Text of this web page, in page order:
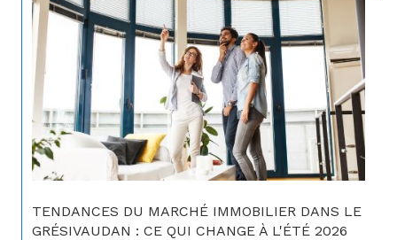
TENDANCES DU MARCHÉ IMMOBILIER DANS LE
GRÉSIVAUDAN : CE QUI CHANGE À L'ÉTÉ 2026